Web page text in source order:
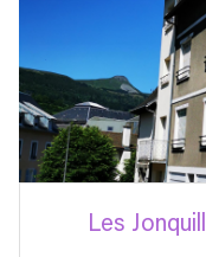
Les